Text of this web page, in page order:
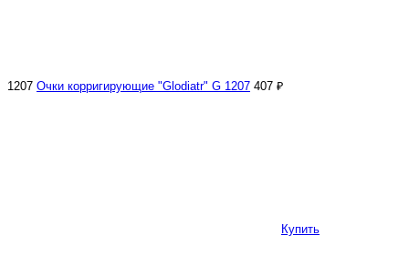
1207 Очки корригирующие "Glodiatr" G 1207 407 ₽
Купить